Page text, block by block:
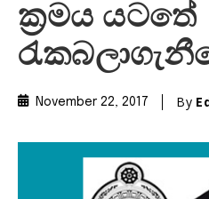
ක්‍රමය යටතේ
November 22, 2017 By